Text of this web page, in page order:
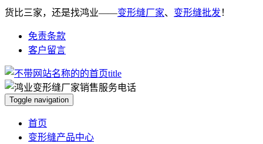
货比三家，还是找鸿业——变形缝厂家、 变形缝批发 ！
免责条款
客户留言
Toggle navigation
首页
变形缝产品中心